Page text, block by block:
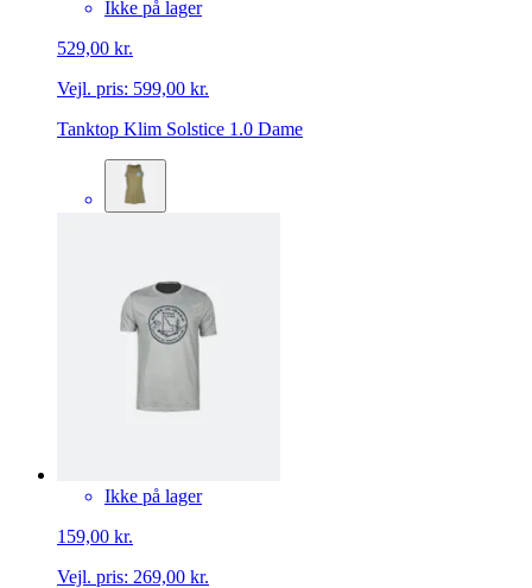
Ikke på lager
529,00 kr.
Vejl. pris: 599,00 kr.
Tanktop Klim Solstice 1.0 Dame
Ikke på lager
159,00 kr.
Vejl. pris: 269,00 kr.